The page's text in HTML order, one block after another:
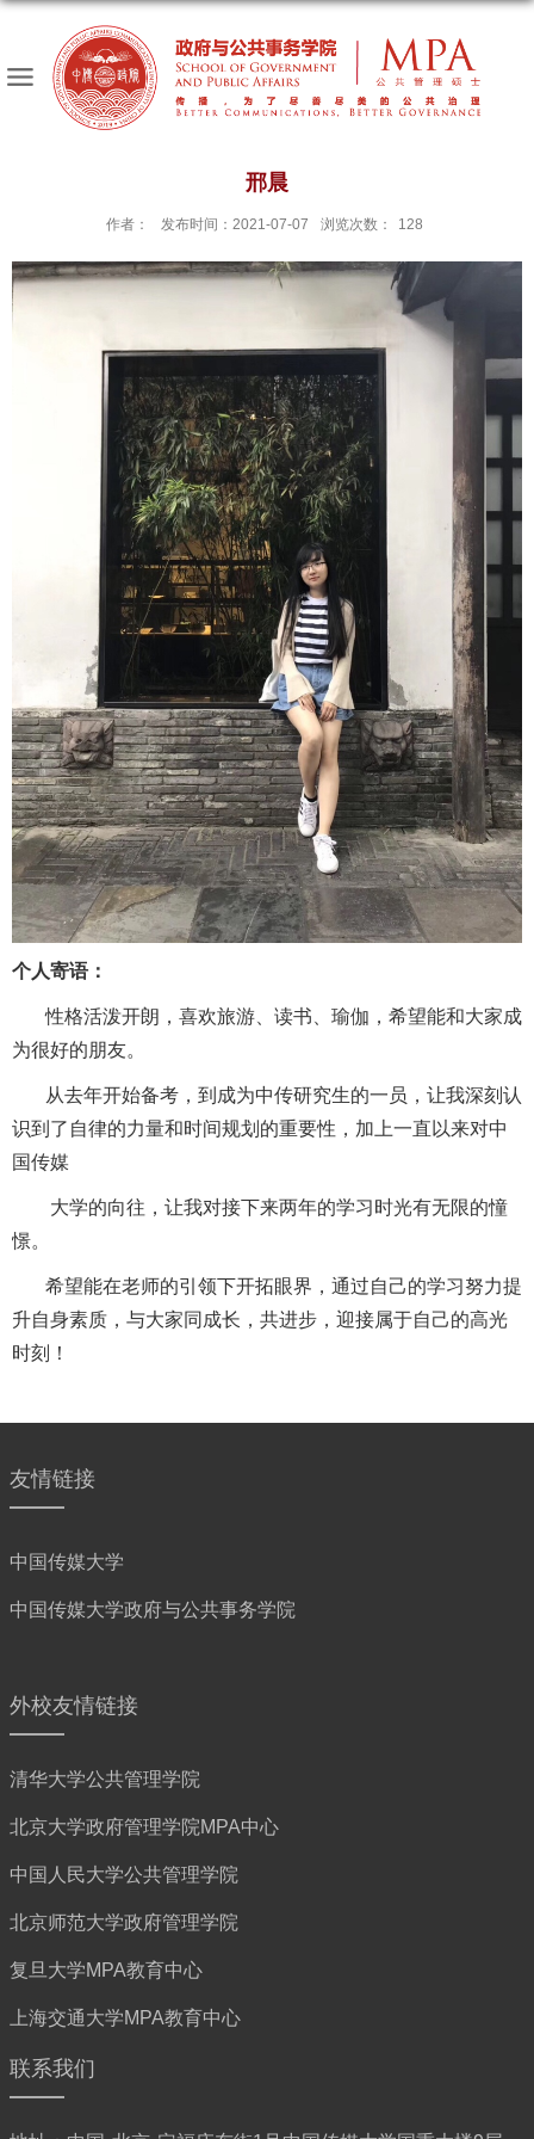
邢晨
作者： 发布时间：2021-07-07 浏览次数： 128
个人寄语：
性格活泼开朗，喜欢旅游、读书、瑜伽，希望能和大家成
为很好的朋友。
从去年开始备考，到成为中传研究生的一员，让我深刻认
识到了自律的力量和时间规划的重要性，加上一直以来对中
国传媒
大学的向往，让我对接下来两年的学习时光有无限的憧
憬。
希望能在老师的引领下开拓眼界，通过自己的学习努力提
升自身素质，与大家同成长，共进步，迎接属于自己的高光
时刻！
友情链接
中国传媒大学
中国传媒大学政府与公共事务学院
外校友情链接
清华大学公共管理学院
北京大学政府管理学院MPA中心
中国人民大学公共管理学院
北京师范大学政府管理学院
复旦大学MPA教育中心
上海交通大学MPA教育中心
联系我们